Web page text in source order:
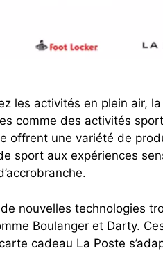
les activités en plein air,
comme des activités
offrent une variété de
sport aux expériences
nouvelles technologies
Boulanger et Darty.
cadeau La Poste